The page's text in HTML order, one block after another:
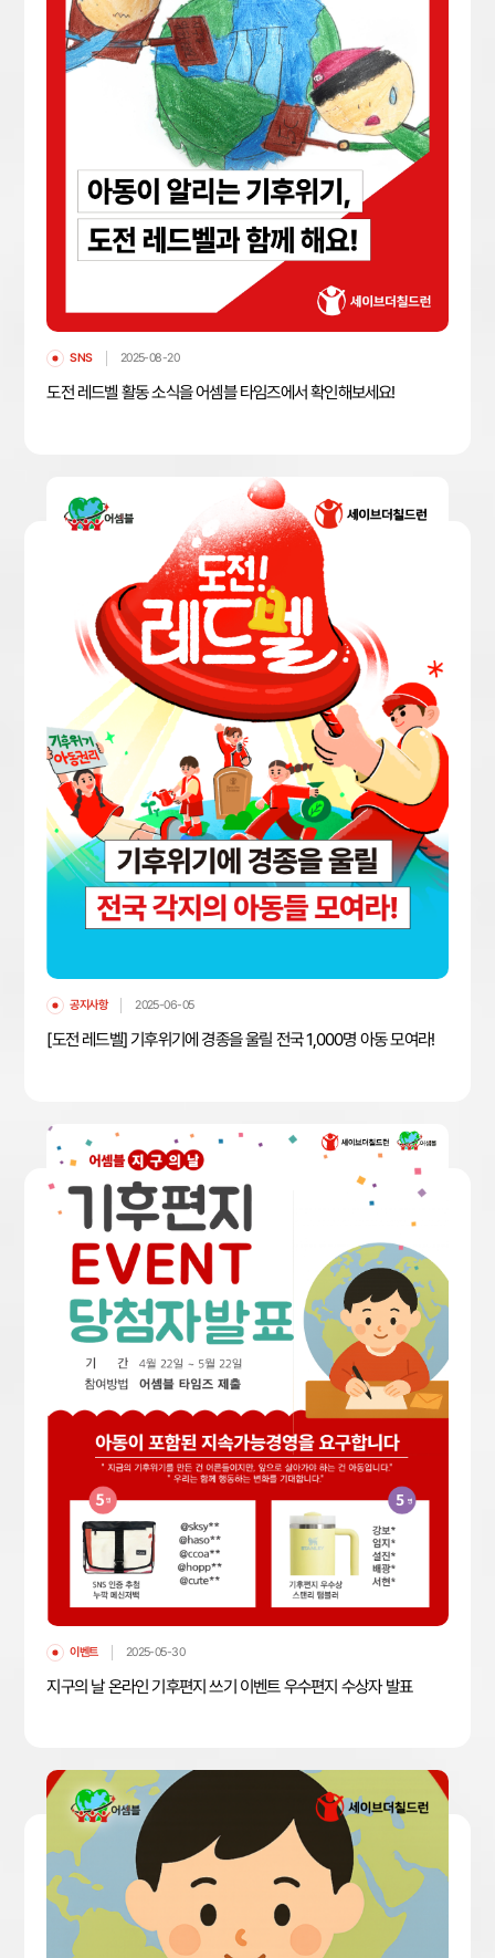
SNS 2025-08-20
도전 레드벨 활동 소식을 어셈블 타임즈에서 확인해보세요!
공지사항 2025-06-05
[도전 레드벨] 기후위기에 경종을 울릴 전국 1,000명 아동 모여라!
이벤트 2025-05-30
지구의 날 온라인 기후편지 쓰기 이벤트 우수편지 수상자 발표